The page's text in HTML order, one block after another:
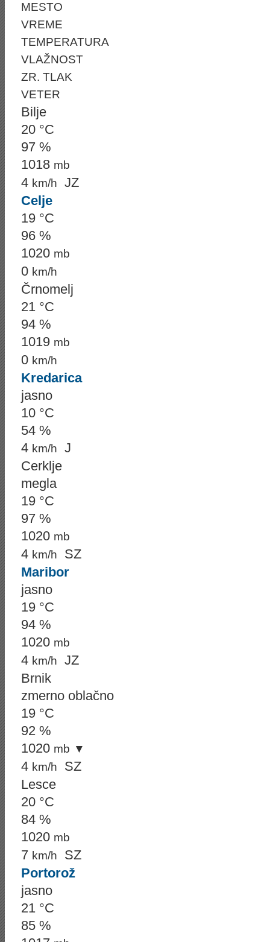
MESTO
VREME
TEMPERATURA
VLAŽNOST
ZR. TLAK
VETER
Bilje
20 °C
97 %
1018 mb
4 km/h
JZ
Celje
19 °C
96 %
1020 mb
0 km/h
Črnomelj
21 °C
94 %
1019 mb
0 km/h
Kredarica
jasno
10 °C
54 %
4 km/h
J
Cerklje
megla
19 °C
97 %
1020 mb
4 km/h
SZ
Maribor
jasno
19 °C
94 %
1020 mb
4 km/h
JZ
Brnik
zmerno oblačno
19 °C
92 %
1020 mb ▼
4 km/h
SZ
Lesce
20 °C
84 %
1020 mb
7 km/h
SZ
Portorož
jasno
21 °C
85 %